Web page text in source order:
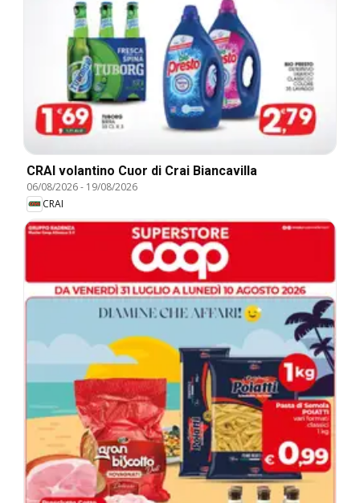
CRAI volantino Cuor di Crai Biancavilla
06/08/2026- 19/08/2026
CRAI